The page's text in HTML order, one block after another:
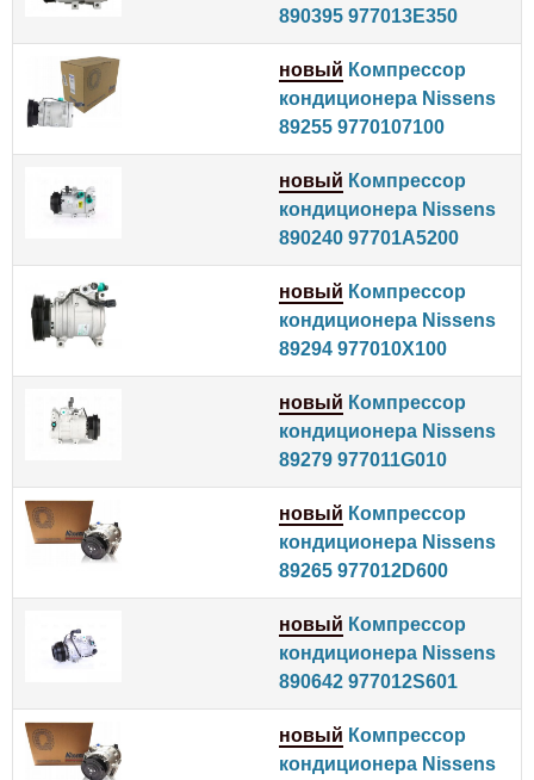
890395 977013E350
новый Компрессор
кондиционера Nissens
89255 9770107100
новый Компрессор
кондиционера Nissens
890240 97701A5200
новый Компрессор
кондиционера Nissens
89294 977010X100
новый Компрессор
кондиционера Nissens
89279 977011G010
новый Компрессор
кондиционера Nissens
89265 977012D600
новый Компрессор
кондиционера Nissens
890642 977012S601
новый Компрессор
кондиционера Nissens